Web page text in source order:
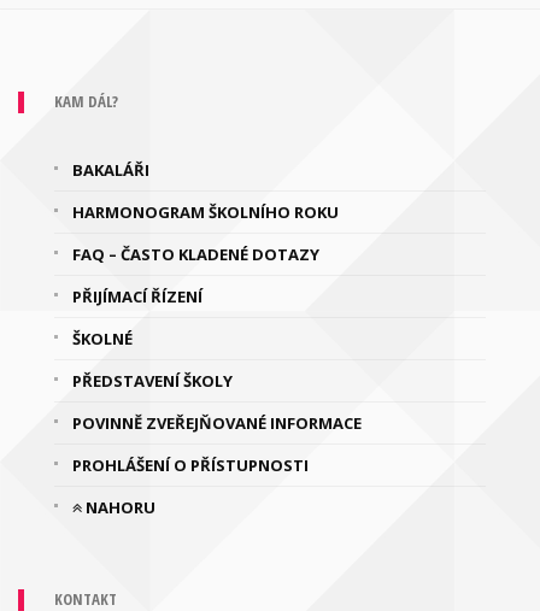
KAM DÁL?
BAKALÁŘI
HARMONOGRAM ŠKOLNÍHO ROKU
FAQ – ČASTO KLADENÉ DOTAZY
PŘIJÍMACÍ ŘÍZENÍ
ŠKOLNÉ
PŘEDSTAVENÍ ŠKOLY
POVINNĚ ZVEŘEJŇOVANÉ INFORMACE
PROHLÁŠENÍ O PŘÍSTUPNOSTI
NAHORU
KONTAKT